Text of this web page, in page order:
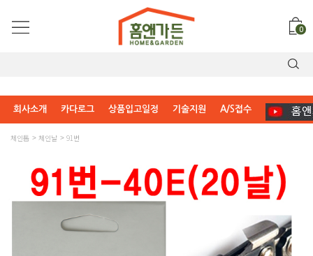
0
회사소개 카다로그 상품입고일정 기술지원 A/S접수
체인톱 체인날 91번